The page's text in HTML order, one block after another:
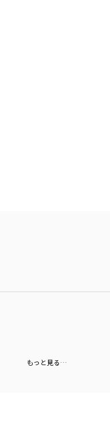
もっと見る…